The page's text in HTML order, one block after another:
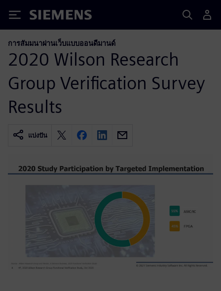
Siemens
การสัมมนาผ่านเว็บแบบออนดีมานด์
2020 Wilson Research
Group Verification Survey
Results
แบ่งปัน